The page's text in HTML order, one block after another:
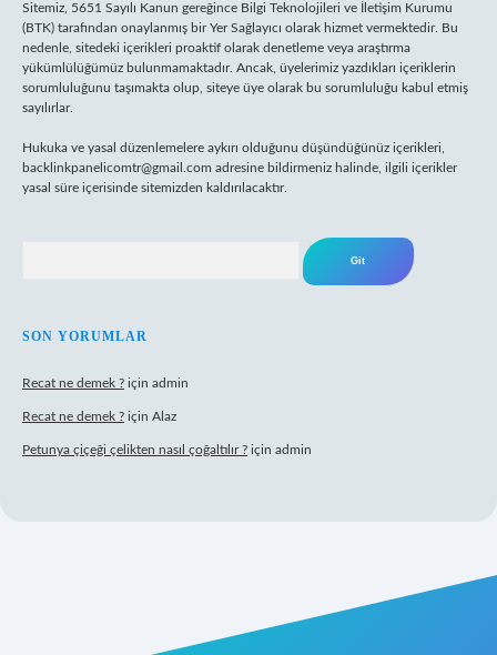
Sitemiz, 5651 Sayılı Kanun gereğince Bilgi Teknolojileri ve İletişim Kurumu
(BTK) tarafından onaylanmış bir Yer Sağlayıcı olarak hizmet vermektedir. Bu
nedenle, sitedeki içerikleri proaktif olarak denetleme veya araştırma
yükümlülüğümüz bulunmamaktadır. Ancak, üyelerimiz yazdıkları içeriklerin
sorumluluğunu taşımakta olup, siteye üye olarak bu sorumluluğu kabul etmiş
sayılırlar.
Hukuka ve yasal düzenlemelere aykırı olduğunu düşündüğünüz içerikleri,
backlinkpanelicomtr@gmail.com adresine bildirmeniz halinde, ilgili içerikler
yasal süre içerisinde sitemizden kaldırılacaktır.
SON YORUMLAR
Recat ne demek ? için admin
Recat ne demek ? için Alaz
Petunya çiçeği çelikten nasıl çoğaltılır ? için admin